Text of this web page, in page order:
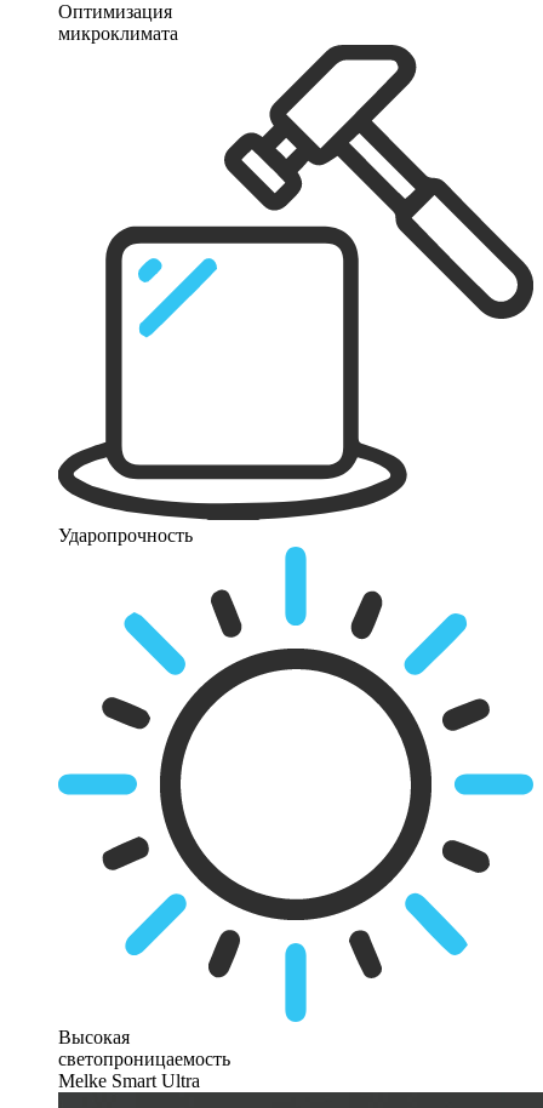
Оптимизация
микроклимата
Ударопрочность
Высокая
светопроницаемость
Melke Smart Ultra